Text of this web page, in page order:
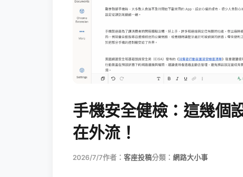
手機安全健檢：這幾個
在外流！
2026/7/7作者： 客座投稿分類： 網路大小事